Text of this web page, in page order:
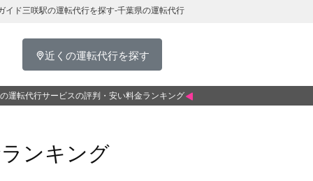
ド三咲駅の運転代行を探す-千葉県の運転代行
近くの運転代行を探す
運転代行サービスの評判・安い料金ランキング
ンキング